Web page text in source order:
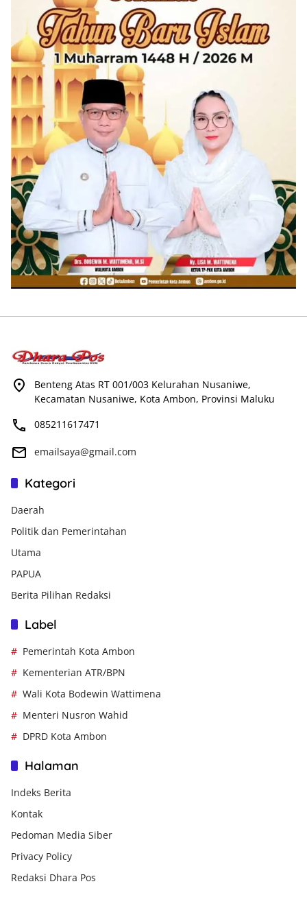
Benteng Atas RT 001/003 Kelurahan Nusaniwe,
Kecamatan Nusaniwe, Kota Ambon, Provinsi Maluku
085211617471
emailsaya@gmail.com
Kategori
Daerah
Politik dan Pemerintahan
Utama
PAPUA
Berita Pilihan Redaksi
Label
Pemerintah Kota Ambon
Kementerian ATR/BPN
Wali Kota Bodewin Wattimena
Menteri Nusron Wahid
DPRD Kota Ambon
Halaman
Indeks Berita
Kontak
Pedoman Media Siber
Privacy Policy
Redaksi Dhara Pos